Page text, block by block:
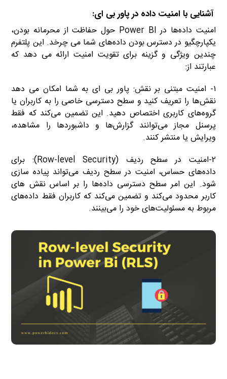
آشنایی با امنیت داده در پاور بی ای:
امنیت داده‌ها در Power BI حول حفاظت از محرمانه بودن،
یکپارچگیو در دسترس بودن داده‌های شما می چرخد. این پلتفرم
چندین ویژگی و گزینه برای تقویت امنیت ارائه می دهد که
عبارتند از:
۱- امنیت مبتنی بر نقش: پاور بی ای به شما امکان می دهد
نقش‌ها را تعریف کنید و سطح دسترسی خاصی را به کاربران یا
گروه‌های کاربری اختصاص دهید. این تضمین می‌کند که فقط
پرسنل مجاز می‌توانند گزارش‌ها و داشبوردها را مشاهده،
ویرایش یا منتشر کنند.
۲-امنیت در سطح ردیف (Row-level Security): برای
داده‌های حساس، امنیت در سطح ردیف می‌تواند پیاده سازی
شود. این امر سطح دسترسی داده‌ها را بر اساس نقش های
کاربر محدود می‌کند و تضمین می‌کند که کاربران فقط داده‌های
مربوط به مسئولیت‌های خود را می‌بینند.